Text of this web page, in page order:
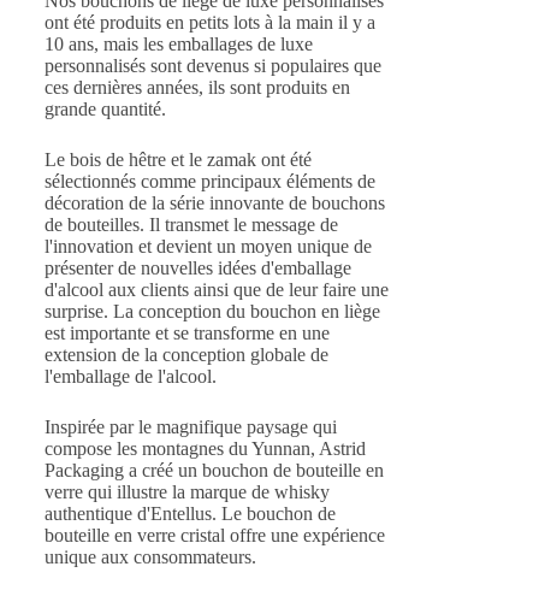
ont été produits en petits lots à la main il y a
10 ans, mais les emballages de luxe
personnalisés sont devenus si populaires que
ces dernières années, ils sont produits en
grande quantité.
Le bois de hêtre et le zamak ont été
sélectionnés comme principaux éléments de
décoration de la série innovante de bouchons
de bouteilles. Il transmet le message de
l'innovation et devient un moyen unique de
présenter de nouvelles idées d'emballage
d'alcool aux clients ainsi que de leur faire une
surprise. La conception du bouchon en liège
est importante et se transforme en une
extension de la conception globale de
l'emballage de l'alcool.
Inspirée par le magnifique paysage qui
compose les montagnes du Yunnan, Astrid
Packaging a créé un bouchon de bouteille en
verre qui illustre la marque de whisky
authentique d'Entellus. Le bouchon de
bouteille en verre cristal offre une expérience
unique aux consommateurs.